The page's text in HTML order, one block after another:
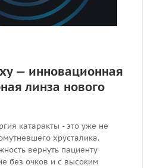
— инновационная
линза нового
катаракты - это уже не
хрусталика.
вернуть пациенту
без очков и с высоким